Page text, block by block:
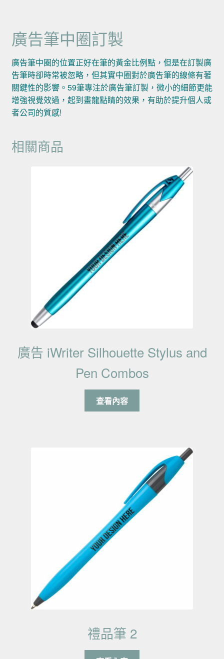
廣告筆中圈訂製
廣告筆中圈的位置正好在筆的黃金比例點，但是在訂製廣
告筆時卻時常被忽略，但其實中圈對於廣告筆的線條有著
關鍵性的影響。59筆專注於廣告筆訂製，微小的細節更能
增強視覺效過，起到畫龍點睛的效果，有助於提升個人或
者公司的質感!
相關商品
廣告 iWriter Silhouette Stylus and
Pen Combos
查看內容
禮品筆 2